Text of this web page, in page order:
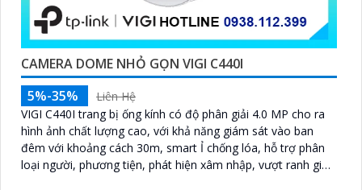
CAMERA DOME NHỎ GỌN VIGI C440I
5%-35%
Liên Hệ
VIGI C440I trang bị ống kính có độ phân giải 4.0 MP cho ra
hình ảnh chất lượng cao, với khả năng giám sát vào ban
đêm với khoảng cách 30m, smart Ỉ chống lóa, hỗ trợ phân
loại người, phương tiện, phát hiện xâm nhập, vượt ranh giới,